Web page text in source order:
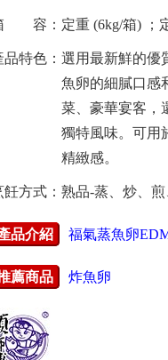
容：定重 (6kg/箱) ；定
品特色：選用最新鮮的優
魚卵的細膩口感
菜、豪華宴客，
獨特風味。可用
精緻感。
飪方式：熟品-蒸、炒、煎
品介紹 福氣蒸魚卵
薦商品 炸魚卵